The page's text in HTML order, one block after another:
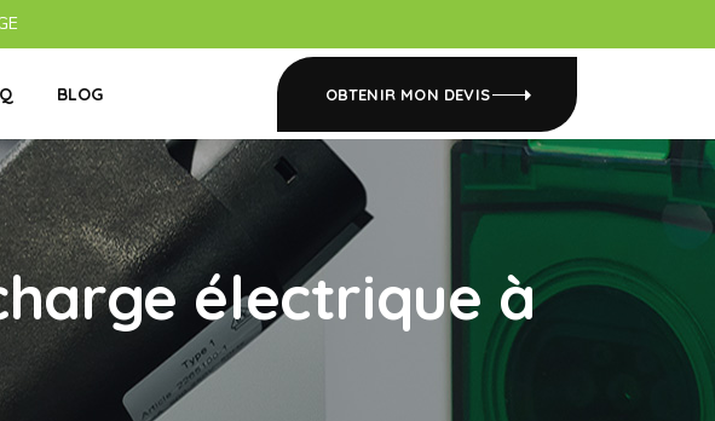
BLOG OBTENIR MON DEVIS
électrique à